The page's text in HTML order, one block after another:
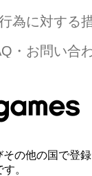
為に対する
・お問い合
の他の国で登
。